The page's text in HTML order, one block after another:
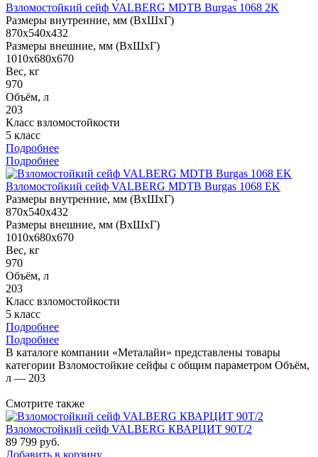
Взломостойкий сейф VALBERG MDTB Burgas 1068 2K
Размеры внутренние, мм (ВхШхГ)
870x540x432
Размеры внешние, мм (ВхШхГ)
1010x680x670
Вес, кг
970
Объём, л
203
Класс взломостойкости
5 класс
Подробнее
Подробнее
Взломостойкий сейф VALBERG MDTB Burgas 1068 EK
Размеры внутренние, мм (ВхШхГ)
870x540x432
Размеры внешние, мм (ВхШхГ)
1010x680x670
Вес, кг
970
Объём, л
203
Класс взломостойкости
5 класс
Подробнее
Подробнее
В каталоге компании «Металайн» представлены товары
категории Взломостойкие сейфы с общим параметром Объём,
л — 203
Смотрите также
Взломостойкий сейф VALBERG КВАРЦИТ 90Т/2
89 799 руб.
Добавить в корзину